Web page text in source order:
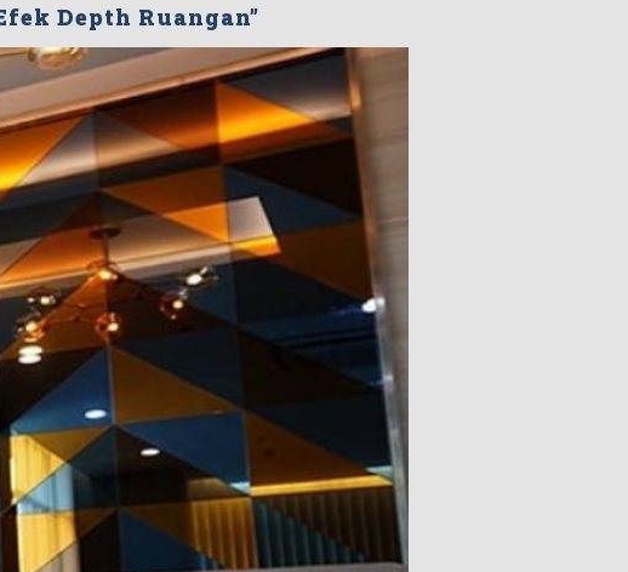
Depth Ruangan”